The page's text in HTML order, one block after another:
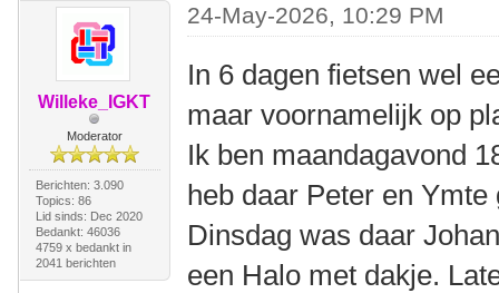
Willeke_IGKT
Moderator
Berichten: 3.090
Topics: 86
Lid sinds: Dec 2020
Bedankt: 46036
4759 x bedankt in
2041 berichten
24-May-2026, 10:29 PM
In 6 dagen fietsen wel
maar voornamelijk op
Ik ben maandagavond
heb daar Peter en
Dinsdag was daar
een Halo met dakje.